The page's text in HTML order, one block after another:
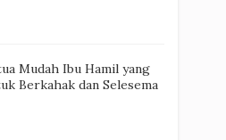
Mudah Ibu Hamil yang
Berkahak dan Selesema